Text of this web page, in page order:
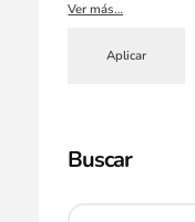
Ver más…
Aplicar
Buscar